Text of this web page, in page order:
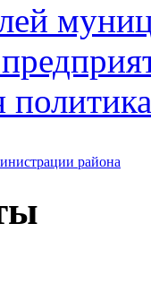
политика
района